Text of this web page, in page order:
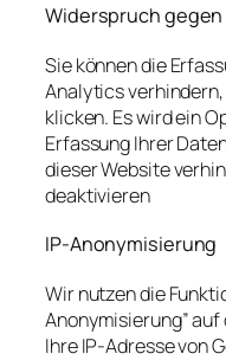
Widerspruch
Sie können die
Analytics
klicken. Es wird ein
Erfassung Ihrer
dieser Website
deaktivieren
IP-Anonymisierung
Wir nutzen die
Anonymisierung”
Ihre IP-Adresse von